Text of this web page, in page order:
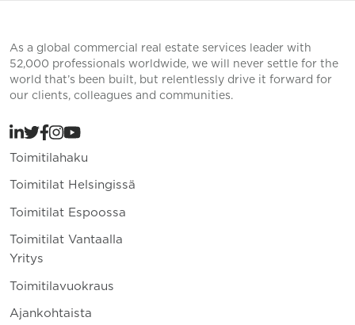
As a global commercial real estate services leader with
52,000 professionals worldwide, we will never settle for the
world that’s been built, but relentlessly drive it forward for
our clients, colleagues and communities.
Toimitilahaku
Toimitilat Helsingissä
Toimitilat Espoossa
Toimitilat Vantaalla
Yritys
Toimitilavuokraus
Ajankohtaista